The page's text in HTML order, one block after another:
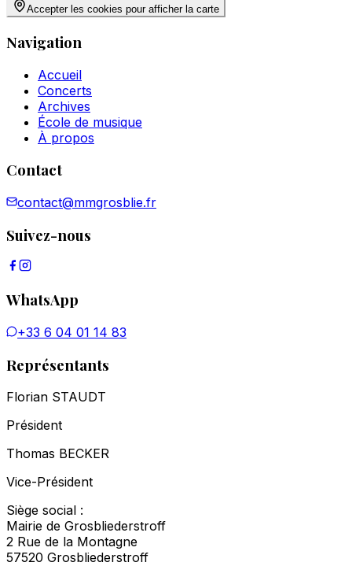
Accepter les cookies pour afficher la carte
Navigation
Accueil
Concerts
Archives
École de musique
À propos
Contact
contact@mmgrosblie.fr
Suivez-nous
WhatsApp
+33 6 04 01 14 83
Représentants
Florian STAUDT
Président
Thomas BECKER
Vice-Président
Siège social :
Mairie de Grosbliederstroff
2 Rue de la Montagne
57520 Grosbliederstroff